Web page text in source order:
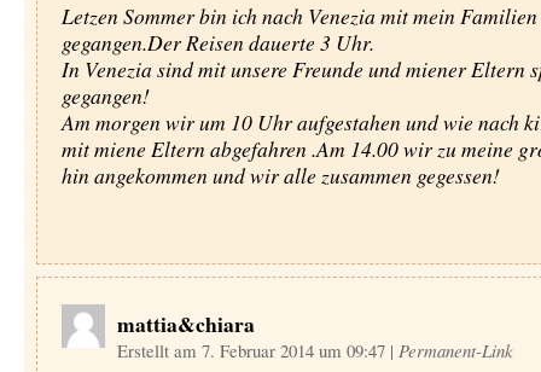
Letzen Sommer bin ich nach Venezia mit mein Familien
gegangen.Der Reisen dauerte 3 Uhr.
In Venezia sind mit unsere Freunde und miener Eltern
gegangen!
Am morgen wir um 10 Uhr aufgestahen und wie nach
mit miene Eltern abgefahren .Am 14.00 wir zu meine
hin angekommen und wir alle zusammen gegessen!
mattia&chiara
Erstellt am 7. Februar 2014 um 09:47 | Permanent-Link